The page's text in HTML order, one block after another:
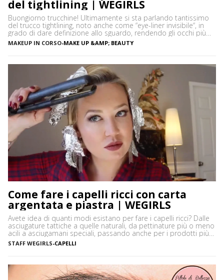
del tightlining | WEGIRLS
Buongiorno trucchine! Ultimamente si sta parlando tantissimo
del trucco tightlining, noto anche come “eye-liner invisibile“, in
grado di dare definizione allo sguardo, rendendo gli occhi più
espressivi e le ciglia più folte. Ma di cosa si tratta precisamente?
Vediamo insieme cos’è tightlining e come farlo senza rischiare di
MAKEUP IN CORSO-MAKE UP &AMP; BEAUTY
Come fare i capelli ricci con carta
argentata e piastra | WEGIRLS
Avete idea di quanti modi esistano per fare i capelli ricci? Dalle
asciugature tattiche a quelle naturali, da pettinature più o meno
acili a asciugamani speciali, passando anche per i prodotti più
disparati. Avere i capelli ricci è uno must, ancor di più in estate,
quando ci vediamo più belle selvagge. Ci sono tanti modi […]
STAFF WEGIRLS-CAPELLI